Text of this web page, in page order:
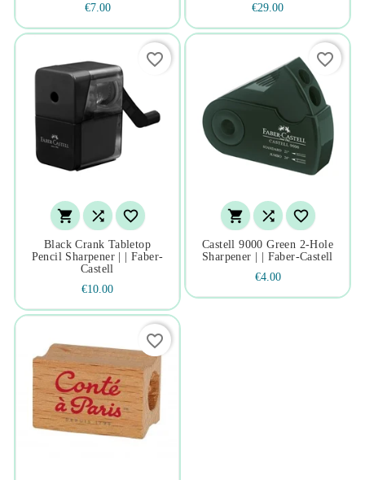
€7.00
€29.00
  
Black Crank Tabletop
Pencil Sharpener | | Faber-
Castell
€10.00
favorite_border
  
Castell 9000 Green 2-Hole
Sharpener | | Faber-Castell
€4.00
favorite_border
favorite_border